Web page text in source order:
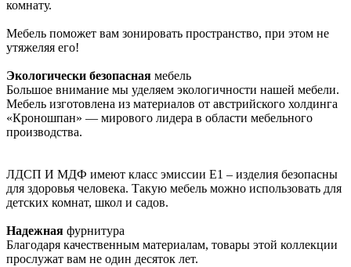
комнату.
Мебель поможет вам зонировать пространство, при этом не
утяжеляя его!
Экологически безопасная мебель
Большое внимание мы уделяем экологичности нашей мебели.
Мебель изготовлена из материалов от австрийского холдинга
«Кроношпан» — мирового лидера в области мебельного
производства.
ЛДСП И МДФ имеют класс эмиссии Е1 – изделия безопасны
для здоровья человека. Такую мебель можно использовать для
детских комнат, школ и садов.
Надежная фурнитура
Благодаря качественным материалам, товары этой коллекции
прослужат вам не один десяток лет.